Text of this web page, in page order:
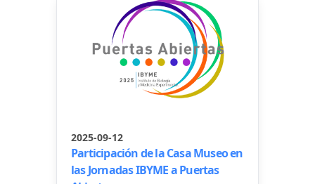
2025-09-12
Participación de la Casa Museo en
las Jornadas IBYME a Puertas